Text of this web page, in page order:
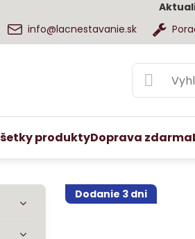
info@lacnestavanie.sk
produktyDoprava zdarma
Dodanie 3 dni